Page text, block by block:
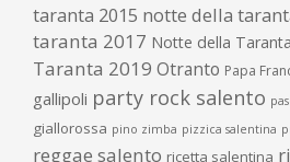
taranta 2015 notte della
taranta 2017 Notte della
Taranta 2019 Otranto Papa
gallipoli party rock salento
giallorossa pino zimba pizzica salentina
reggae salento ricetta salentina